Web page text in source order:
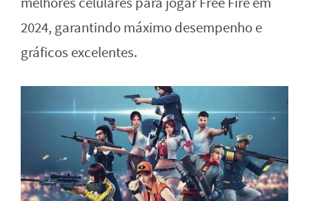
2024, garantindo máximo desempenho e
gráficos excelentes.